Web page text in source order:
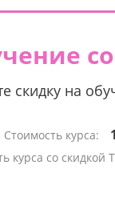
скидку на
Стоимость курса:
курса со скидкой